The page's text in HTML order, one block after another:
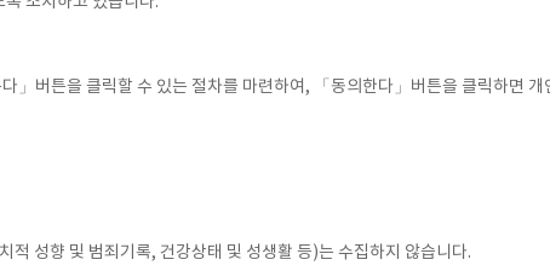
버튼을 클릭할 수 있는 절차를 마련하여, 「동의한다」버튼을 클릭하면
성향 및 범죄기록, 건강상태 및 성생활 등)는 수집하지 않습니다.